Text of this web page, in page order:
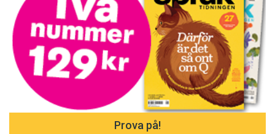
Prova på!